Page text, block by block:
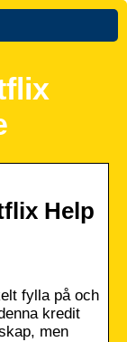
Help
fylla på och
kredit
men